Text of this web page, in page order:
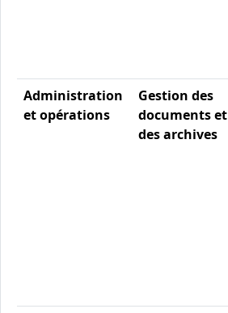
Administration
et opérations
Gestion des
documents et
des archives